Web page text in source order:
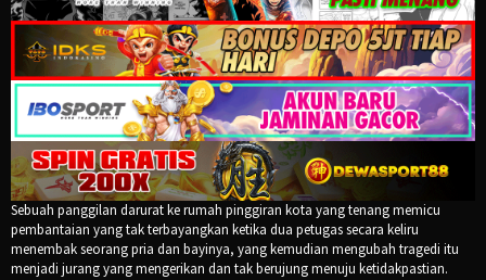
Sebuah panggilan darurat ke rumah pinggiran kota yang tenang memicu
pembantaian yang tak terbayangkan ketika dua petugas secara keliru
menembak seorang pria dan bayinya, yang kemudian mengubah tragedi itu
menjadi jurang yang mengerikan dan tak berujung menuju ketidakpastian.